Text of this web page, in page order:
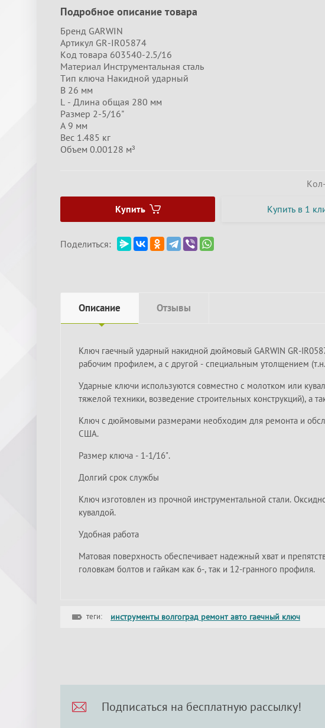
Подробное описание товара
Бренд GARWIN
Артикул GR-IR05874
Код товара 603540-2.5/16
Материал Инструментальная сталь
Тип ключа Накидной ударный
B 26 мм
L - Длина общая 280 мм
Размер 2-5/16"
A 9 мм
Вес 1.485 кг
Объем 0.00128 м³
Купить Купить в 1
Поделиться:
Описание Отзывы
Ключ гаечный ударный накидной дюймовый GARWIN GR-
рабочим профилем, а с другой - специальным утолщением
Ударные ключи используются совместно с молотком или
тяжелой техники, возведение строительных конструкций), а
Ключ с дюймовыми размерами необходим для ремонта и
США.
Размер ключа - 1-1/16".
Долгий срок службы
Ключ изготовлен из прочной инструментальной стали.
кувалдой.
Удобная работа
Матовая поверхность обеспечивает надежный хват и
головкам болтов и гайкам как 6-, так и 12-гранного профиля.
теги: инструменты волгоград ремонт авто гаечный ключ
Подписаться на бесплатную рассылку!